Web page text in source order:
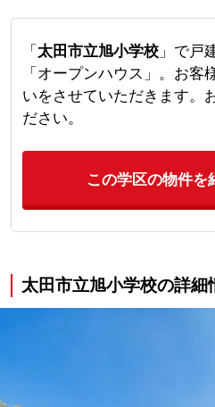
「 太田市立旭小学校」で戸
「オープンハウス」。お客
いをさせていただきます。
ださい。
この学区の物件を
太田市立旭小学校の詳細